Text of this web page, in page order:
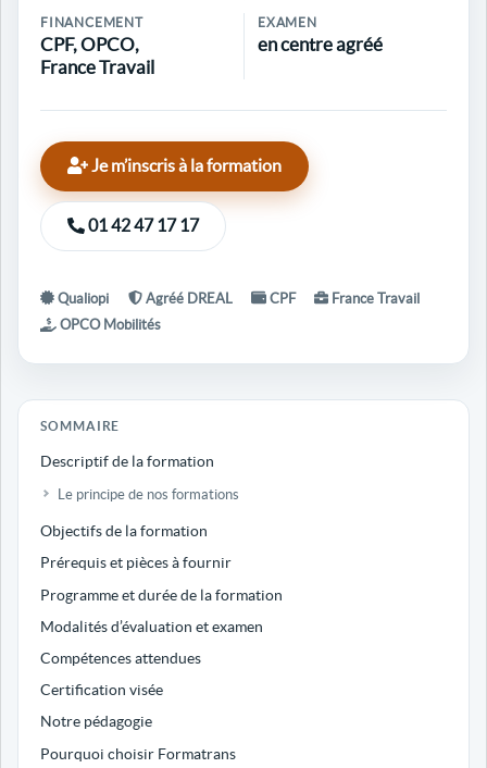
FINANCEMENT
CPF, OPCO,
France Travail
EXAMEN
en centre agréé
Je m’inscris à la formation
01 42 47 17 17
Qualiopi Agréé DREAL CPF
France Travail
OPCO Mobilités
SOMMAIRE
Descriptif de la formation
Le principe de nos formations
Objectifs de la formation
Prérequis et pièces à fournir
Programme et durée de la formation
Modalités d’évaluation et examen
Compétences attendues
Certification visée
Notre pédagogie
Pourquoi choisir Formatrans